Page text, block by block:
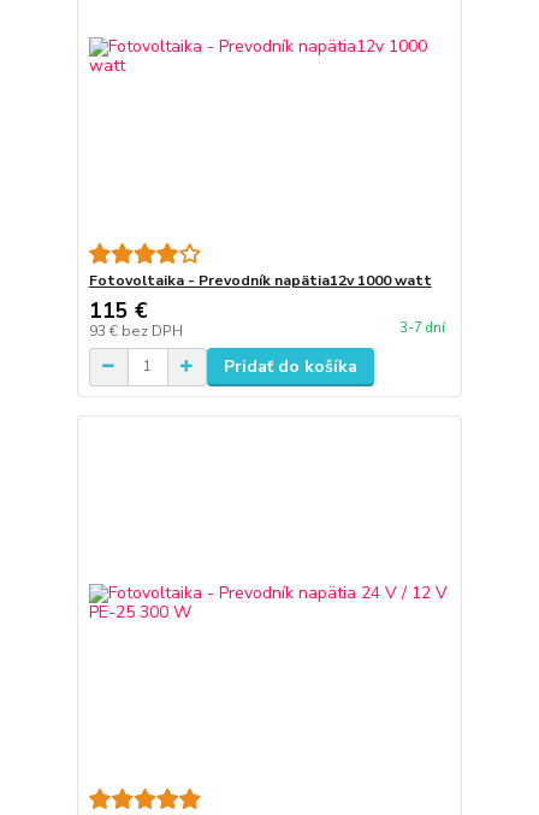
Fotovoltaika - Prevodník napätia12v 1000 watt
115 €
93 € bez DPH 3-7 dní
Pridať do košíka